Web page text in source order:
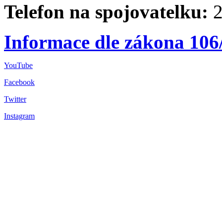
Telefon na spojovatelku:
Informace dle zákona
YouTube
Facebook
Twitter
Instagram